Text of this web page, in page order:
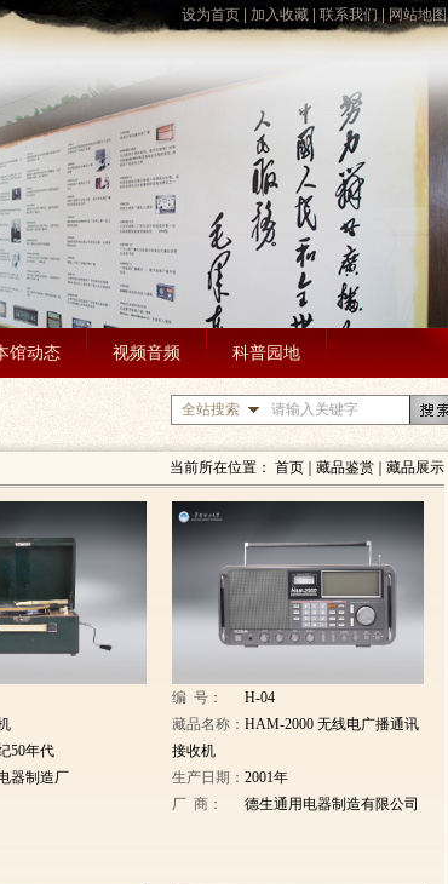
设为首页| 加入收藏| 联系我们| 网站地图
馆动态 视频音频 科普园地
全站搜索
当前所在位置： 首页 藏品鉴赏 藏品展示
50年代
器制造厂
编 号：
H-04
藏品名称： HAM-2000 无线电广播通讯
接收机
生产日期： 2001年
厂 商：
德生通用电器制造有限公司